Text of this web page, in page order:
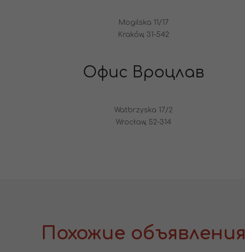
Mogilska 11/17
Kraków, 31-542
Офис Вроцлав
Watbrzyska 17/2
Wrocław, 52-314
Похожие объявления